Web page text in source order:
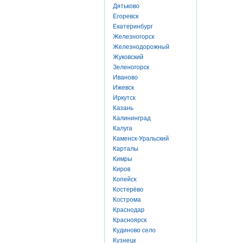
Дятьково
Егоревск
Екатеринбург
Железногорск
Железнодорожный
Жуковский
Зеленогорск
Иваново
Ижевск
Иркутск
Казань
Калининград
Калуга
Каменск-Уральский
Карталы
Кимры
Киров
Копейск
Костерёво
Кострома
Краснодар
Красноярск
Кудиново село
Кузнецк